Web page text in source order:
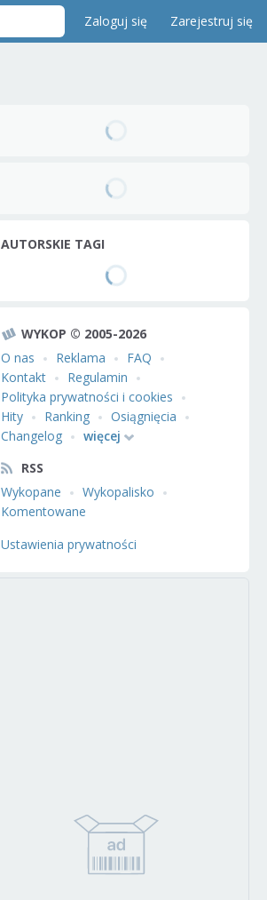
Zaloguj się Zarejestruj się
AUTORSKIE TAGI
WYKOP © 2005-2026
O nas
Reklama
FAQ
Kontakt
Regulamin
Polityka prywatności i cookies
Hity
Ranking
Osiągnięcia
Changelog
więcej
RSS
Wykopane
Wykopalisko
Komentowane
Ustawienia prywatności